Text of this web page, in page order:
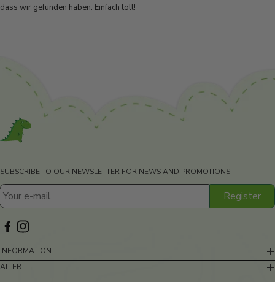
dass wir gefunden haben. Einfach toll!
INFORMATION
ALTER
SUBSCRIBE TO OUR NEWSLETTER FOR NEWS AND PROMOTIONS.
Your e-mail Register